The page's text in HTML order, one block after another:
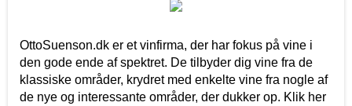
OttoSuenson.dk er et vinfirma, der har fokus på vine i
den gode ende af spektret. De tilbyder dig vine fra de
klassiske områder, krydret med enkelte vine fra nogle af
de nye og interessante områder, der dukker op. Klik her